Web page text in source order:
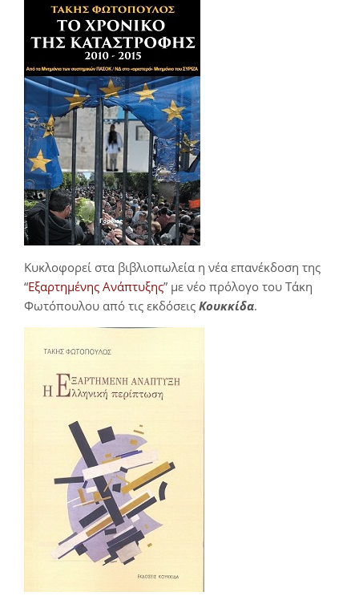
Κυκλοφορεί στα βιβλιοπωλεία η νέα επανέκδοση της
“Εξαρτημένης Ανάπτυξης” με νέο πρόλογο του Τάκη
Φωτόπουλου από τις εκδόσεις Κουκκίδα.